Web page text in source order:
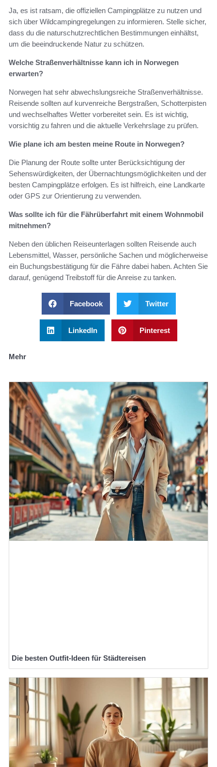
Ja, es ist ratsam, die offiziellen Campingplätze zu nutzen und
sich über Wildcampingregelungen zu informieren. Stelle sicher,
dass du die naturschutzrechtlichen Bestimmungen einhältst,
um die beeindruckende Natur zu schützen.
Welche Straßenverhältnisse kann ich in Norwegen
erwarten?
Norwegen hat sehr abwechslungsreiche Straßenverhältnisse.
Reisende sollten auf kurvenreiche Bergstraßen, Schotterpisten
und wechselhaftes Wetter vorbereitet sein. Es ist wichtig,
vorsichtig zu fahren und die aktuelle Verkehrslage zu prüfen.
Wie plane ich am besten meine Route in Norwegen?
Die Planung der Route sollte unter Berücksichtigung der
Sehenswürdigkeiten, der Übernachtungsmöglichkeiten und der
besten Campingplätze erfolgen. Es ist hilfreich, eine Landkarte
oder GPS zur Orientierung zu verwenden.
Was sollte ich für die Fährüberfahrt mit einem Wohnmobil
mitnehmen?
Neben den üblichen Reiseunterlagen sollten Reisende auch
Lebensmittel, Wasser, persönliche Sachen und möglicherweise
ein Buchungsbestätigung für die Fähre dabei haben. Achten Sie
darauf, genügend Treibstoff für die Anreise zu tanken.
Facebook Twitter
LinkedIn Pinterest
Mehr
Die besten Outfit-Ideen für Städtereisen